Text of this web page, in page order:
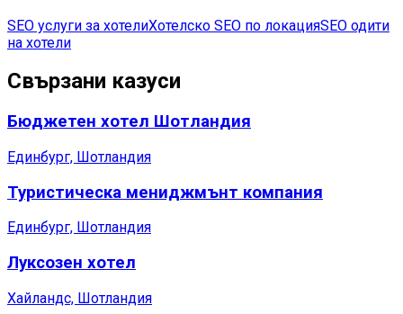
SEO услуги за хотелиХотелско SEO по локацияSEO одити
на хотели
Свързани казуси
Бюджетен хотел Шотландия
Единбург, Шотландия
Туристическа мениджмънт компания
Единбург, Шотландия
Луксозен хотел
Хайландс, Шотландия